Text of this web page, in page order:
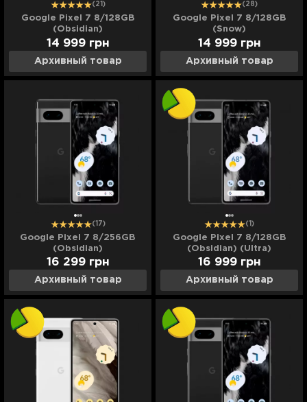
(21)
Google Pixel 7 8/128GB
(Obsidian)
Архивный товар
14 999 грн
(28)
Google Pixel 7 8/128GB
(Snow)
Архивный товар
14 999 грн
(17)
Google Pixel 7 8/256GB
(Obsidian)
Архивный товар
16 299 грн
(1)
Google Pixel 7 8/128GB
(Obsidian) (Ultra)
Архивный товар
16 999 грн